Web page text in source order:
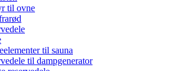
til ovne
til sauna
til dampgenerator